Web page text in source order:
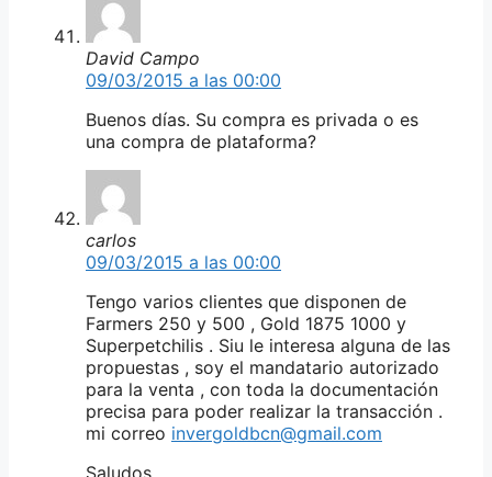
David Campo
09/03/2015 a las 00:00
Buenos días. Su compra es privada o es
una compra de plataforma?
carlos
09/03/2015 a las 00:00
Tengo varios clientes que disponen de
Farmers 250 y 500 , Gold 1875 1000 y
Superpetchilis . Siu le interesa alguna de las
propuestas , soy el mandatario autorizado
para la venta , con toda la documentación
precisa para poder realizar la transacción .
mi correo invergoldbcn@gmail.com
Saludos